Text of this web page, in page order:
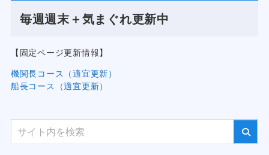
毎週週末＋気まぐれ更新中
【固定ページ更新情報】
機関長コース（適宜更新）
船長コース（適宜更新）